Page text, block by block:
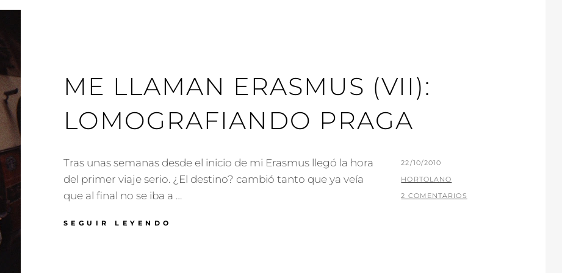
ME LLAMAN ERASMUS (VII):
LOMOGRAFIANDO PRAGA
Tras unas semanas desde el inicio de mi Erasmus llegó la hora
del primer viaje serio. ¿El destino? cambió tanto que ya veía
que al final no se iba a …
SEGUIR LEYENDO
PUBLICADO
EL
22/10/2010
POR
HORTOLANO
2 COMENTARIOS